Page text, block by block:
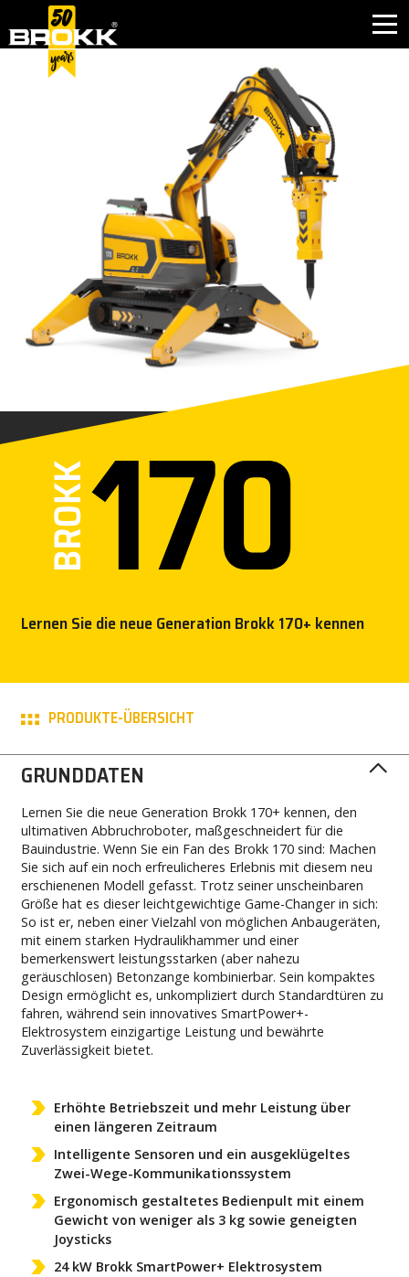
PARTNERPRODUKTE
KUNDENDIENST
KONTAKT
WARUM BROKK
NEWS
PRESSE
KARRIERE
SUCHEN
Lernen Sie die neue Generation Brokk 170+ kennen
PRODUKTE-ÜBERSICHT
GRUNDDATEN
Lernen Sie die neue Generation Brokk 170+ kennen, den
ultimativen Abbruchroboter, maßgeschneidert für die
Bauindustrie. Wenn Sie ein Fan des Brokk 170 sind: Machen
Sie sich auf ein noch erfreulicheres Erlebnis mit diesem neu
erschienenen Modell gefasst. Trotz seiner unscheinbaren
Größe hat es dieser leichtgewichtige Game-Changer in sich:
So ist er, neben einer Vielzahl von möglichen Anbaugeräten,
mit einem starken Hydraulikhammer und einer
bemerkenswert leistungsstarken (aber nahezu
geräuschlosen) Betonzange kombinierbar. Sein kompaktes
Design ermöglicht es, unkompliziert durch Standardtüren zu
fahren, während sein innovatives SmartPower+-
Elektrosystem einzigartige Leistung und bewährte
Zuverlässigkeit bietet.
Erhöhte Betriebszeit und mehr Leistung über
einen längeren Zeitraum
Intelligente Sensoren und ein ausgeklügeltes
Zwei-Wege-Kommunikationssystem
Ergonomisch gestaltetes Bedienpult mit einem
Gewicht von weniger als 3 kg sowie geneigten
Joysticks
24 kW Brokk SmartPower+ Elektrosystem